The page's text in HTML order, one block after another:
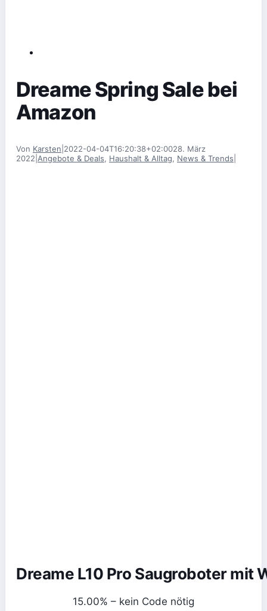
Dreame Spring Sale bei
Amazon
Von Karsten 2022-04-04T16:20:38+02:0028. März
2022 Angebote & Deals, Haushalt & Alltag, News & Trends
Dreame L10 Pro Saugroboter mit
15.00% – kein Code nötig